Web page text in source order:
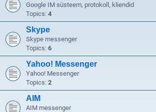
Google IM süsteem, protokoll, kliendid
Topics: 4
Skype
Skype messenger
Topics: 6
Yahoo! Messenger
Yahoo! Messenger
Topics: 2
AIM
AIM messenger